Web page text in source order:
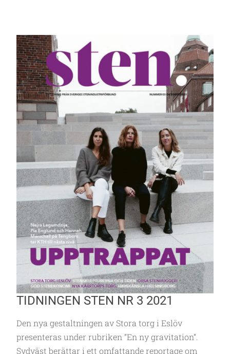
TIDNINGEN STEN NR 3 2021
Den nya gestaltningen av Stora torg i Eslöv
presenteras under rubriken “En ny gravitation”.
Sydväst berättar i ett omfattande reportage om